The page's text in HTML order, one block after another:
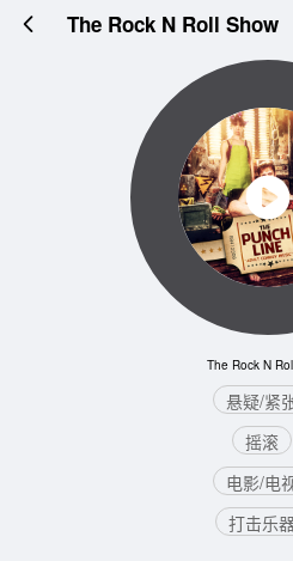
The Rock N Roll Show
The Rock N
悬疑/紧
摇滚
电影/电
打击乐